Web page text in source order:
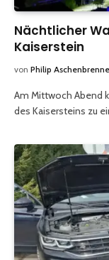
Nächtlicher
Kaiserstein
von Philip
Am Mittwoch Abend
des Kaisersteins zu